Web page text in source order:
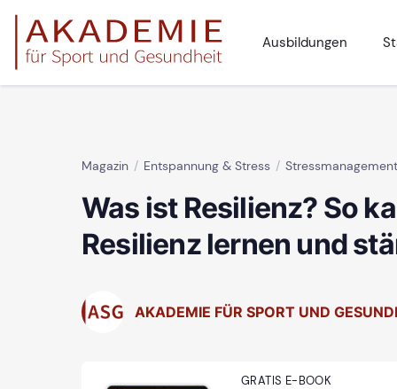
Ausbildungen
Magazin Entspannung & Stress Stressmanagement
Was ist Resilienz? So
Resilienz lernen und
AKADEMIE FÜR SPORT UND
GRATIS E-BOOK